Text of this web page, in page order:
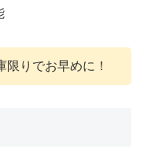
限りでお早めに！